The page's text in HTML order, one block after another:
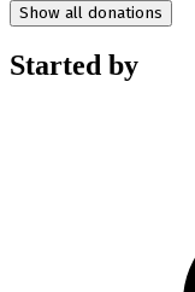
Show all donations
Started by